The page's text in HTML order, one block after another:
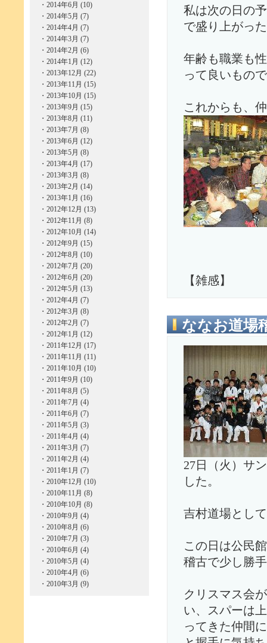
私は次の日の
で盛り上がっ
年齢も職業も
って良いもの
これからも、
【雑感】
ななお道場
27日（火）サ
した。
吉村道場とし
この日は公民
稽古で少し勝
クリスマス会
い、スパーは
ってきた仲間
・ 2014年6月 (10)
・ 2014年5月 (7)
・ 2014年4月 (7)
・ 2014年3月 (7)
・ 2014年2月 (6)
・ 2014年1月 (12)
・ 2013年12月 (22)
・ 2013年11月 (15)
・ 2013年10月 (15)
・ 2013年9月 (15)
・ 2013年8月 (11)
・ 2013年7月 (8)
・ 2013年6月 (12)
・ 2013年5月 (8)
・ 2013年4月 (17)
・ 2013年3月 (8)
・ 2013年2月 (14)
・ 2013年1月 (16)
・ 2012年12月 (13)
・ 2012年11月 (8)
・ 2012年10月 (14)
・ 2012年9月 (15)
・ 2012年8月 (10)
・ 2012年7月 (20)
・ 2012年6月 (20)
・ 2012年5月 (13)
・ 2012年4月 (7)
・ 2012年3月 (8)
・ 2012年2月 (7)
・ 2012年1月 (12)
・ 2011年12月 (17)
・ 2011年11月 (11)
・ 2011年10月 (10)
・ 2011年9月 (10)
・ 2011年8月 (5)
・ 2011年7月 (4)
・ 2011年6月 (7)
・ 2011年5月 (3)
・ 2011年4月 (4)
・ 2011年3月 (7)
・ 2011年2月 (4)
・ 2011年1月 (7)
・ 2010年12月 (10)
・ 2010年11月 (8)
・ 2010年10月 (8)
・ 2010年9月 (4)
・ 2010年8月 (6)
・ 2010年7月 (3)
・ 2010年6月 (4)
・ 2010年5月 (4)
・ 2010年4月 (6)
・ 2010年3月 (9)